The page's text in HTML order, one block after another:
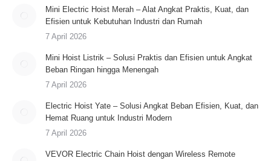
Mini Electric Hoist Merah – Alat Angkat Praktis, Kuat, dan
Efisien untuk Kebutuhan Industri dan Rumah
7 April 2026
Mini Hoist Listrik – Solusi Praktis dan Efisien untuk Angkat
Beban Ringan hingga Menengah
7 April 2026
Electric Hoist Yate – Solusi Angkat Beban Efisien, Kuat, dan
Hemat Ruang untuk Industri Modern
7 April 2026
VEVOR Electric Chain Hoist dengan Wireless Remote